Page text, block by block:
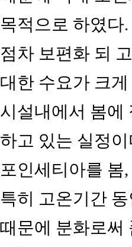
목적으로 하였다
점차 보편화 되
대한 수요가 크
시설내에서 봄에
하고 있는 실정
포인세티아를 봄
특히 고온기간
때문에 분화로써